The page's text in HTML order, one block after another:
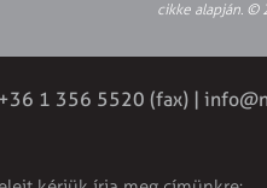
cikke alapján. ©
1 356 5520 (fax) |